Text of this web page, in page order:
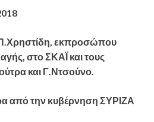
εκπροσώπου
στο ΣΚΑΪ και τους
και Γ.Ντσούνο.
από την κυβέρνηση ΣΥΡΙΖΑ